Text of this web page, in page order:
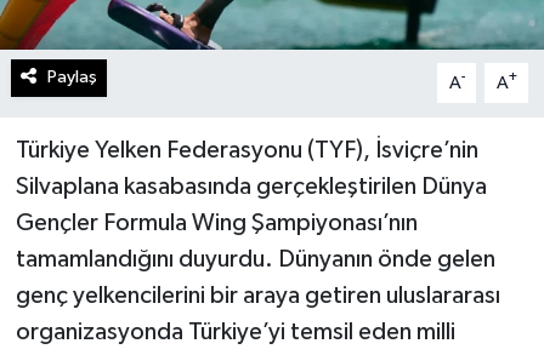
Paylaş A- A+
Türkiye Yelken Federasyonu (TYF), İsviçre’nin
Silvaplana kasabasında gerçekleştirilen Dünya
Gençler Formula Wing Şampiyonası’nın
tamamlandığını duyurdu. Dünyanın önde gelen
genç yelkencilerini bir araya getiren uluslararası
organizasyonda Türkiye’yi temsil eden milli